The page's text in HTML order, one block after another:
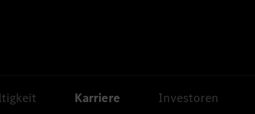
Karriere Investoren